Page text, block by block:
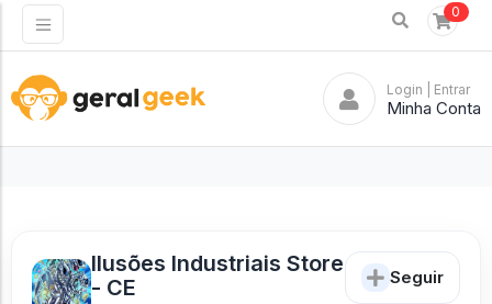
0
Login | Entrar
Minha Conta
Ilusões Industriais Store
- CE
Seguir